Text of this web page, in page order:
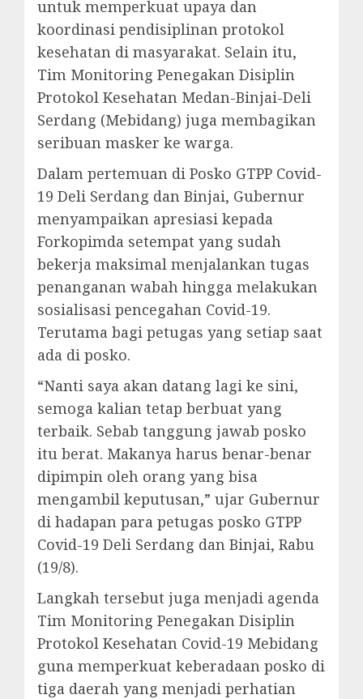
untuk memperkuat upaya dan
koordinasi pendisiplinan protokol
kesehatan di masyarakat. Selain itu,
Tim Monitoring Penegakan Disiplin
Protokol Kesehatan Medan-Binjai-Deli
Serdang (Mebidang) juga membagikan
seribuan masker ke warga.
Dalam pertemuan di Posko GTPP Covid-
19 Deli Serdang dan Binjai, Gubernur
menyampaikan apresiasi kepada
Forkopimda setempat yang sudah
bekerja maksimal menjalankan tugas
penanganan wabah hingga melakukan
sosialisasi pencegahan Covid-19.
Terutama bagi petugas yang setiap saat
ada di posko.
“Nanti saya akan datang lagi ke sini,
semoga kalian tetap berbuat yang
terbaik. Sebab tanggung jawab posko
itu berat. Makanya harus benar-benar
dipimpin oleh orang yang bisa
mengambil keputusan,” ujar Gubernur
di hadapan para petugas posko GTPP
Covid-19 Deli Serdang dan Binjai, Rabu
(19/8).
Langkah tersebut juga menjadi agenda
Tim Monitoring Penegakan Disiplin
Protokol Kesehatan Covid-19 Mebidang
guna memperkuat keberadaan posko di
tiga daerah yang menjadi perhatian